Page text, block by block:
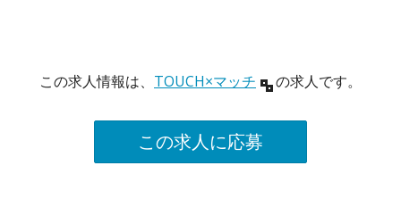
この求人情報は、 TOUCH×マッチ の求人です。
この求人に応募